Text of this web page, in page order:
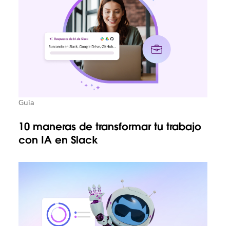
Guía
10 maneras de transformar tu trabajo
con IA en Slack